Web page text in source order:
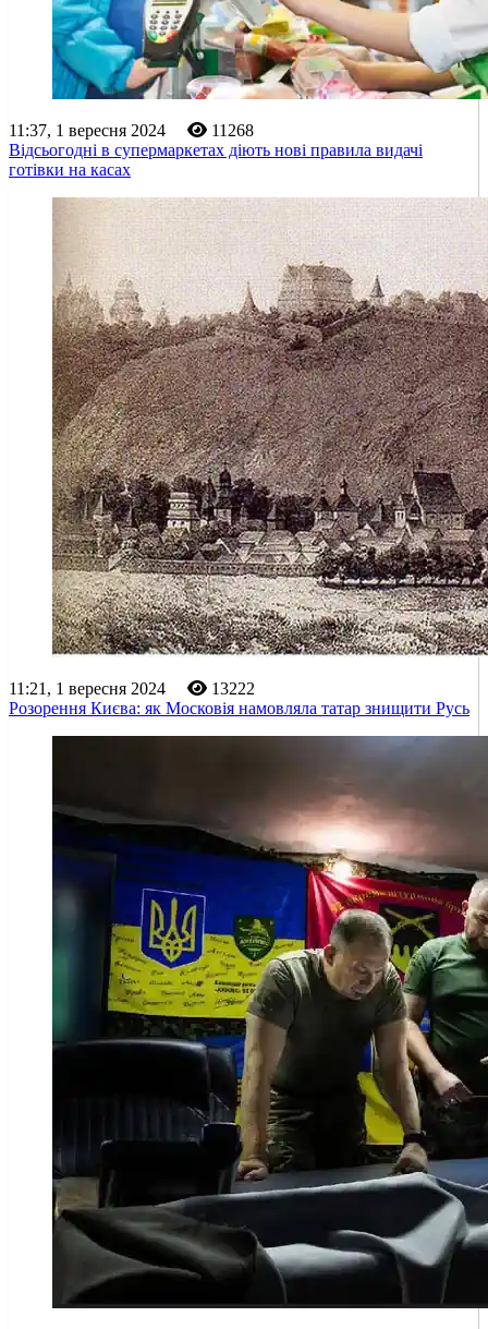
11:37, 1 вересня 2024
11268
Відсьогодні в супермаркетах діють нові правила видачі
готівки на касах
11:21, 1 вересня 2024
13222
Розорення Києва: як Московія намовляла татар знищити Русь